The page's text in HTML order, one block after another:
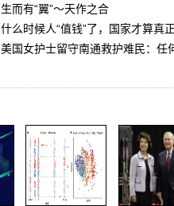
生而有“翼”～天作之合
什么时候人“值钱”了，国家才算真
美国女护士留守南通救护难民：任